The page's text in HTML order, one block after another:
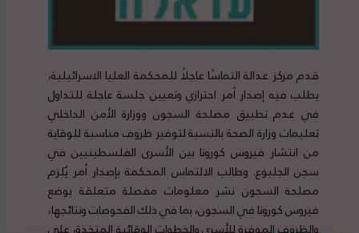
قدم مركز عدالة التماسًا عاجلًا للمحكمة العليا الاسرائيلية،
يطلب فيه إصدار أمر احترازي وتعيين جلسة عاجلة للتداول
في عدم تطبيق مصلحة السجون ووزارة الأمن الداخلي
تعليمات وزارة الصحة بالنسبة لتوفير ظروف مناسبة للوقاية
من انتشار فيروس كورونا بين الأسرى الفلسطينيين في
سجن الجلبوع. وطالب الالتماس المحكمة بإصدار أمر يُلزم
مصلحة السجون نشر معلومات مفصلة متعلقة بوضع
فيروس كورونا في السجون، بما في ذلك الفحوصات ونتائجها،